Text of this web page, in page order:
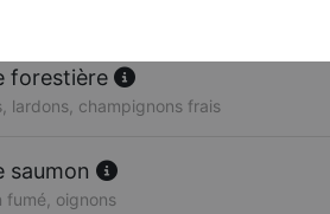
forestière
lardons, champignons frais
saumon
fumé, oignons